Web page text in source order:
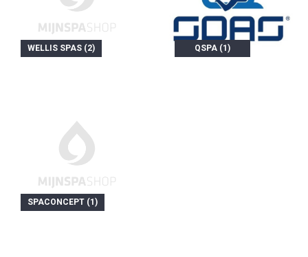
WELLIS SPAS (2) QSPA (1)
SPACONCEPT (1)